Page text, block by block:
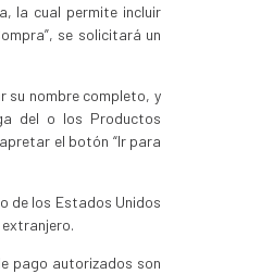
la cual permite incluir
se solicitará un
su nombre completo, y
del o los Productos
el botón “Ir para
de los Estados Unidos
pago autorizados son